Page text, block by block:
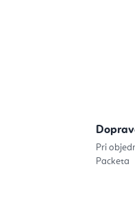
Pri
Packeta